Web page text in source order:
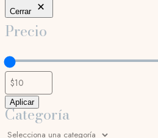
Cerrar
Precio
Aplicar
Categoría
Selecciona